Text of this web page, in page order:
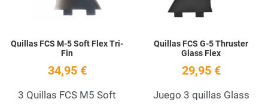
Quillas FCS M-5 Soft Flex Tri-
Fin
34,95 €
3 Quillas FCS M5 Soft
Quillas FCS G-5 Thruster
Glass Flex
29,95 €
Juego 3 quillas Glass